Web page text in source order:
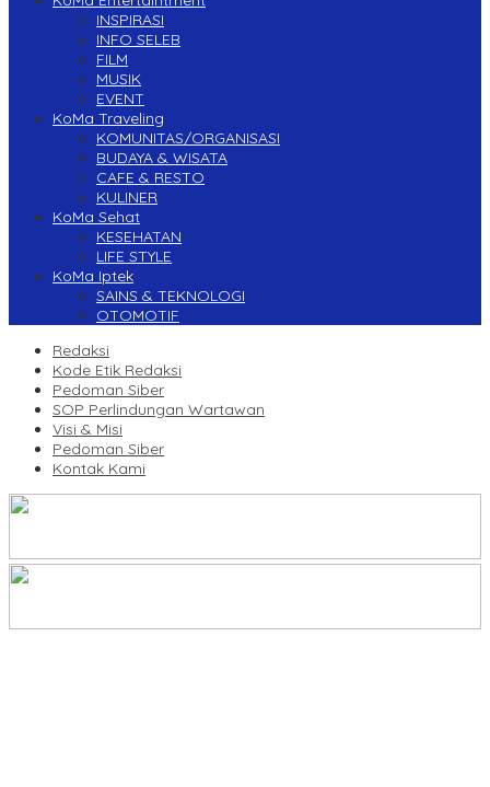
INSPIRASI
INFO SELEB
FILM
MUSIK
EVENT
KoMa Traveling
KOMUNITAS/ORGANISASI
BUDAYA & WISATA
CAFE & RESTO
KULINER
KoMa Sehat
KESEHATAN
LIFE STYLE
KoMa Iptek
SAINS & TEKNOLOGI
OTOMOTIF
Redaksi
Kode Etik Redaksi
Pedoman Siber
SOP Perlindungan Wartawan
Visi & Misi
Pedoman Siber
Kontak Kami